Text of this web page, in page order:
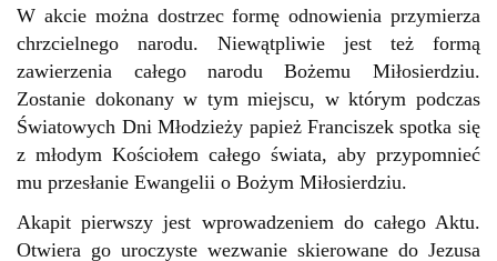
W akcie można dostrzec formę odnowienia przymierza
chrzcielnego narodu. Niewątpliwie jest też formą
zawierzenia całego narodu Bożemu Miłosierdziu.
Zostanie dokonany w tym miejscu, w którym podczas
Światowych Dni Młodzieży papież Franciszek spotka się
z młodym Kościołem całego świata, aby przypomnieć
mu przesłanie Ewangelii o Bożym Miłosierdziu.
Akapit pierwszy jest wprowadzeniem do całego Aktu.
Otwiera go uroczyste wezwanie skierowane do Jezusa